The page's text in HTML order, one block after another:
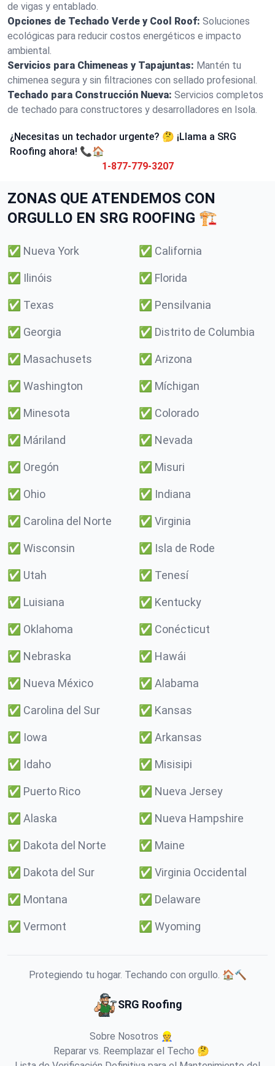
de vigas y entablado.
Opciones de Techado Verde y Cool Roof: Soluciones
ecológicas para reducir costos energéticos e impacto
ambiental.
Servicios para Chimeneas y Tapajuntas: Mantén tu
chimenea segura y sin filtraciones con sellado profesional.
Techado para Construcción Nueva: Servicios completos
de techado para constructores y desarrolladores en Isola.
¿Necesitas un techador urgente? 🤔 ¡Llama a SRG
Roofing ahora! 📞🏠
1-877-779-3207
ZONAS QUE ATENDEMOS CON
ORGULLO EN SRG ROOFING 🏗️
✅ Nueva York ✅ California
✅ Ilinóis ✅ Florida
✅ Texas ✅ Pensilvania
✅ Georgia ✅ Distrito de Columbia
✅ Masachusets ✅ Arizona
✅ Washington ✅ Míchigan
✅ Minesota ✅ Colorado
✅ Máriland ✅ Nevada
✅ Oregón ✅ Misuri
✅ Ohio ✅ Indiana
✅ Carolina del Norte ✅ Virginia
✅ Wisconsin ✅ Isla de Rode
✅ Utah ✅ Tenesí
✅ Luisiana ✅ Kentucky
✅ Oklahoma ✅ Conécticut
✅ Nebraska ✅ Hawái
✅ Nueva México ✅ Alabama
✅ Carolina del Sur ✅ Kansas
✅ Iowa ✅ Arkansas
✅ Idaho ✅ Misisipi
✅ Puerto Rico ✅ Nueva Jersey
✅ Alaska ✅ Nueva Hampshire
✅ Dakota del Norte ✅ Maine
✅ Dakota del Sur ✅ Virginia Occidental
✅ Montana ✅ Delaware
✅ Vermont ✅ Wyoming
Protegiendo tu hogar. Techando con orgullo. 🏠🔨
SRG Roofing
Sobre Nosotros 👷
Reparar vs. Reemplazar el Techo 🤔